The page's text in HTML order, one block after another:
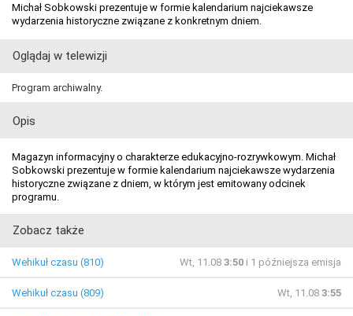
Michał Sobkowski prezentuje w formie kalendarium najciekawsze
wydarzenia historyczne związane z konkretnym dniem.
Oglądaj w telewizji
Program archiwalny.
Opis
Magazyn informacyjny o charakterze edukacyjno-rozrywkowym. Michał
Sobkowski prezentuje w formie kalendarium najciekawsze wydarzenia
historyczne związane z dniem, w którym jest emitowany odcinek
programu.
Zobacz także
Wehikuł czasu (810) Wt, 11.08 3:50 i 1 późniejsza emisja
Wehikuł czasu (809) Wt, 11.08 3:55